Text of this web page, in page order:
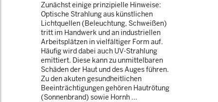
Zunächst einige prinzipielle Hinweise:
Optische Strahlung aus künstlichen
Lichtquellen (Beleuchtung, Schweißen)
tritt im Handwerk und an industriellen
Arbeitsplätzen in vielfältiger Form auf.
Häufig wird dabei auch UV-Strahlung
emittiert. Diese kann zu unmittelbaren
Schäden der Haut und des Auges führen.
Zu den akuten gesundheitlichen
Beeinträchtigungen gehören Hautrötung
(Sonnenbrand) sowie Hornh ...